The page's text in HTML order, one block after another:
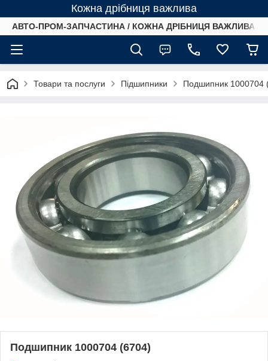
Кожна дрібниця важлива
АВТО-ПРОМ-ЗАПЧАСТИНА / КОЖНА ДРІБНИЦЯ ВАЖЛИВА /
Товари та послуги Підшипники Подшипник 1000704
Подшипник 1000704 (6704)